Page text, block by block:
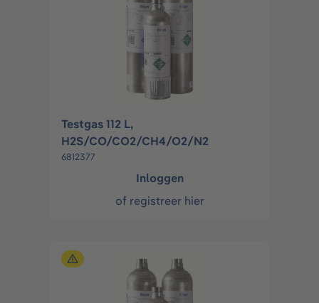
Testgas 112 L,
H2S/CO/CO2/CH4/O2/N2
6812377
Inloggen
of registreer hier